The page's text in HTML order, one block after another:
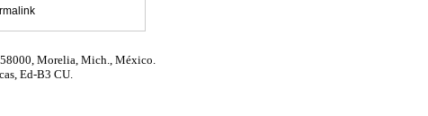
Morelia, Mich., México.
Ed-B3 CU.